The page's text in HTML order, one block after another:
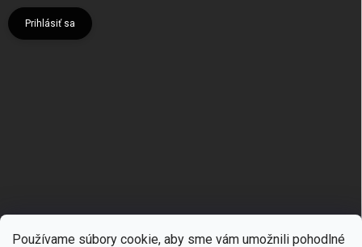
Používame súbory cookie, aby sme vám umožnili pohodlné
Prihlásiť sa